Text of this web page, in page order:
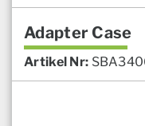
Adapter Case
Artikel Nr: